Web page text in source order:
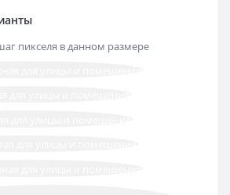
пикселя в данном размере